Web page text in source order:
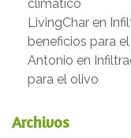
climático
LivingChar en
beneficios para
Antonio en
para el olivo
Archivos